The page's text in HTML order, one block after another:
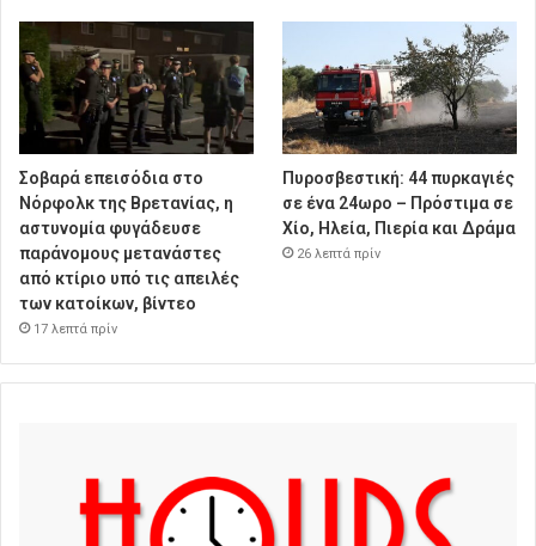
Σοβαρά επεισόδια στο
Νόρφολκ της Βρετανίας, η
αστυνομία φυγάδευσε
παράνομους μετανάστες
από κτίριο υπό τις απειλές
των κατοίκων, βίντεο
17 λεπτά πρίν
Πυροσβεστική: 44 πυρκαγιές
σε ένα 24ωρο – Πρόστιμα σε
Χίο, Ηλεία, Πιερία και Δράμα
26 λεπτά πρίν